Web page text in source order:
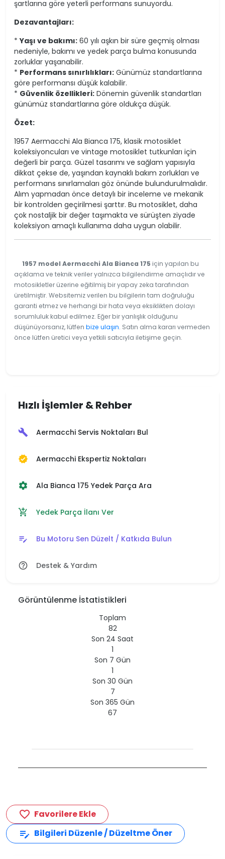
şartlarına göre yeterli performans sunuyordu.
Dezavantajları:
*Yaşı ve bakımı: 60 yılı aşkın bir süre geçmiş olması
nedeniyle, bakımı ve yedek parça bulma konusunda
zorluklar yaşanabilir.
* Performans sınırlılıkları: Günümüz standartlarına
göre performansı düşük kalabilir.
* Güvenlik özellikleri: Dönemin güvenlik standartları
günümüz standartlarına göre oldukça düşük.
Özet:
1957 Aermacchi Ala Bianca 175, klasik motosiklet
koleksiyoncuları ve vintage motosiklet tutkunları için
değerli bir parça. Güzel tasarımı ve sağlam yapısıyla
dikkat çekse de, yaşından kaynaklı bakım zorlukları ve
performans sınırlamaları göz önünde bulundurulmalıdır.
Alım yapmadan önce detaylı bir inceleme ve mekanik
bir kontrolden geçirilmesi şarttır. Bu motosiklet, daha
çok nostaljik bir değer taşımakta ve sürüşten ziyade
koleksiyon amaçlı kullanıma daha uygun olabilir.
1957 model Aermacchi Ala Bianca 175 için yapılan bu
açıklama ve teknik veriler yalnızca bilgilendirme amaçlıdır ve
motosikletler üzerine eğitilmiş bir yapay zeka tarafından
üretilmiştir. Websitemiz verilen bu bilgilerin tam doğruluğu
garanti etmez ve herhangi bir hata veya eksiklikten dolayı
sorumluluk kabul edilmez. Eğer bir yanlışlık olduğunu
düşünüyorsanız, lütfen bize ulaşın. Satın alma kararı vermeden
önce lütfen üretici veya yetkili satıcıyla iletişime geçin.
Hızlı İşlemler & Rehber
build Aermacchi Servis Noktaları Bul
verified Aermacchi Ekspertiz Noktaları
settings Ala Bianca 175 Yedek Parça Ara
add_shopping_cart Yedek Parça İlanı Ver
edit_note Bu Motoru Sen Düzelt / Katkıda Bulun
help_outline Destek & Yardım
Görüntülenme İstatistikleri
Toplam
82
Son 24 Saat
1
Son 7 Gün
1
Son 30 Gün
7
Son 365 Gün
67
favorite_border Favorilere Ekle
edit_note Bilgileri Düzenle / Düzeltme Öner